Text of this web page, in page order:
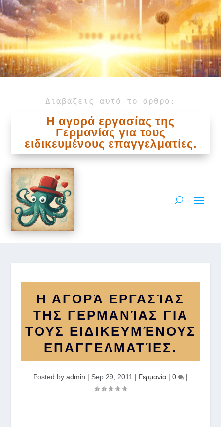
3000 μέρες
Διαβάζεις αυτό το άρθρο:
Η αγορά εργασίας της
Γερμανίας για τους
ειδικευμένους επαγγελματίες.
Η ΑΓΟΡΆ ΕΡΓΑΣΊΑΣ
ΤΗΣ ΓΕΡΜΑΝΊΑΣ ΓΙΑ
ΤΟΥΣ ΕΙΔΙΚΕΥΜΈΝΟΥΣ
ΕΠΑΓΓΕΛΜΑΤΊΕΣ.
Posted by admin | Sep 29, 2011 | Γερμανία | 0 |